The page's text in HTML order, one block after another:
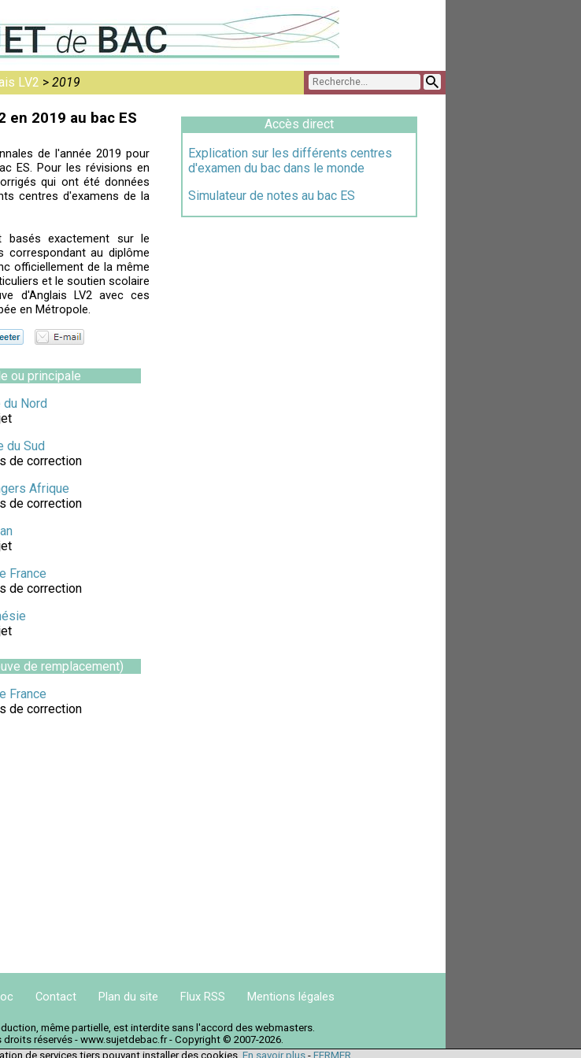
LV2 > 2019
en 2019 au bac ES
de l'année 2019 pour
ES. Pour les révisions en
qui ont été données
centres d'examens de la
basés exactement sur le
correspondant au diplôme
officiellement de la même
et le soutien scolaire
d'Anglais LV2 avec ces
en Métropole.
ou principale
du Nord
du Sud
de correction
Afrique
de correction
France
de correction
de remplacement)
France
de correction
Accès direct
Explication sur les différents centres
d'examen du bac dans le monde
Simulateur de notes au bac ES
Contact Plan du site Flux RSS Mentions légales
même partielle, est interdite sans l'accord des webmasters.
droits réservés - www.sujetdebac.fr - Copyright © 2007-2026.
de services tiers pouvant installer des cookies. En savoir plus- FERMER